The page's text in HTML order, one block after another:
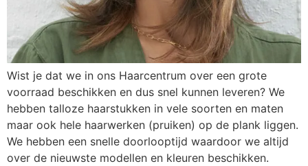
Wist je dat we in ons Haarcentrum over een grote
voorraad beschikken en dus snel kunnen leveren? We
hebben talloze haarstukken in vele soorten en maten
maar ook hele haarwerken (pruiken) op de plank liggen.
We hebben een snelle doorlooptijd waardoor we altijd
over de nieuwste modellen en kleuren beschikken.